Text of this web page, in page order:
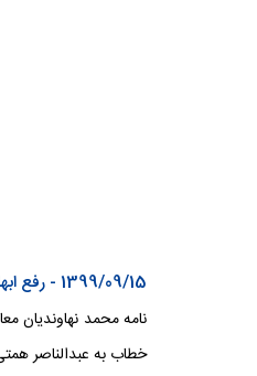
1399/09/15 - رفع ابهامات مربوط به استمهال تسهیلات گردشگری
خطاب به عبدالناصر